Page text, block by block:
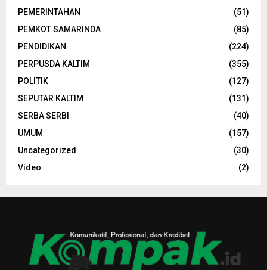
PEMERINTAHAN
(51)
PEMKOT SAMARINDA
(85)
PENDIDIKAN
(224)
PERPUSDA KALTIM
(355)
POLITIK
(127)
SEPUTAR KALTIM
(131)
SERBA SERBI
(40)
UMUM
(157)
Uncategorized
(30)
Video
(2)